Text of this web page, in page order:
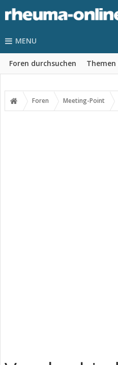
MENU
Foren durchsuchen
Foren Meeting-Point